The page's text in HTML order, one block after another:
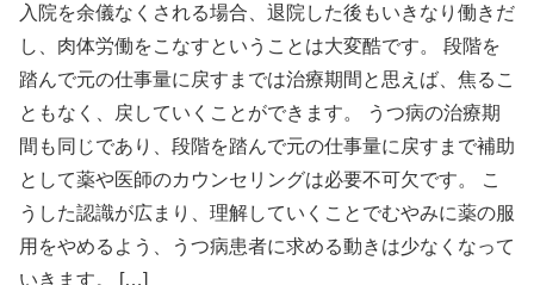
入院を余儀なくされる場合、退院した後もいきなり働きだ
し、肉体労働をこなすということは大変酷です。 段階を
踏んで元の仕事量に戻すまでは治療期間と思えば、焦るこ
ともなく、戻していくことができます。 うつ病の治療期
間も同じであり、段階を踏んで元の仕事量に戻すまで補助
として薬や医師のカウンセリングは必要不可欠です。 こ
うした認識が広まり、理解していくことでむやみに薬の服
用をやめるよう、うつ病患者に求める動きは少なくなって
いきます。 […]